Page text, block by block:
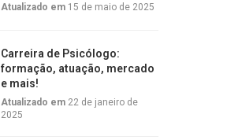
Atualizado em 15 de maio de 2025
Carreira de Psicólogo:
formação, atuação, mercado
e mais!
Atualizado em 22 de janeiro de
2025